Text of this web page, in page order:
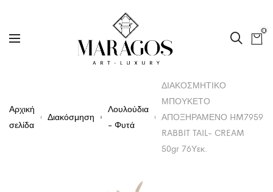
0
Αρχική
σελίδα
Διακόσμηση
Λουλούδια
- Φυτά
ΔΙΑΚΟΣΜΗΤΙΚΟ
ΜΠΟΥΚΕΤΟ
ΑΠΟΞΗΡΑΜΕΝΟ HM7959
RABBIT TAIL- CREAM
50gr 76Υεκ.